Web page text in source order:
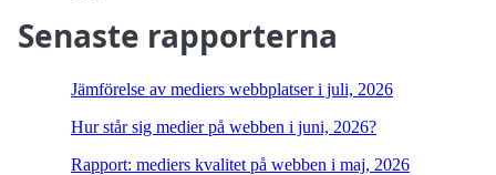
Senaste rapporterna
Jämförelse av mediers webbplatser i juli, 2026
Hur står sig medier på webben i juni, 2026?
Rapport: mediers kvalitet på webben i maj, 2026